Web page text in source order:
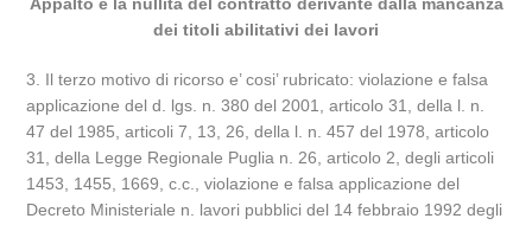
dei titoli abilitativi dei lavori
3. Il terzo motivo di ricorso e’ cosi’ rubricato: violazione e falsa
applicazione del d. lgs. n. 380 del 2001, articolo 31, della l. n.
47 del 1985, articoli 7, 13, 26, della l. n. 457 del 1978, articolo
31, della Legge Regionale Puglia n. 26, articolo 2, degli articoli
1453, 1455, 1669, c.c., violazione e falsa applicazione del
Decreto Ministeriale n. lavori pubblici del 14 febbraio 1992 degli